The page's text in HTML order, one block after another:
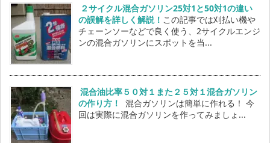
２サイクル混合ガソリン25対1と50対1の違い
の誤解を詳しく解説！ この記事では刈払い機や
チェーンソーなどで良く使う、2サイクルエンジ
ンの混合ガソリンにスポットを当...
混合油比率５０対１また２５対１混合ガソリン
の作り方！
混合ガソリンは簡単に作れる！ 今
回は実際に混合ガソリンを作ってみましょ...